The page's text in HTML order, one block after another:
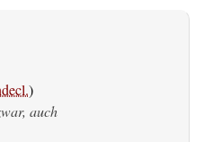
)
auch